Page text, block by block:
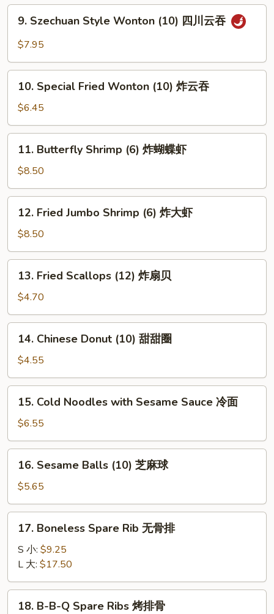
翅
Szechuan
Style
(10)
吞
9. Szechuan Style Wonton (10) 四川云吞
$7.95
Special
Fried
Wonton
(10)
10. Special Fried Wonton (10) 炸云吞
$6.45
Butterfly
Shrimp
(6)
炸
11. Butterfly Shrimp (6) 炸蝴蝶虾
$8.50
Fried
Jumbo
Shrimp
(6)
12. Fried Jumbo Shrimp (6) 炸大虾
$8.50
Fried
Scallops
(12)
炸
13. Fried Scallops (12) 炸扇贝
$4.70
Chinese
Donut
(10)
甜
14. Chinese Donut (10) 甜甜圈
$4.55
Cold
Noodles
with
Sesame
Sauce
15. Cold Noodles with Sesame Sauce 冷面
$6.55
Sesame
Balls
(10)
芝
16. Sesame Balls (10) 芝麻球
$5.65
Boneless
Spare
Rib
无
骨
17. Boneless Spare Rib 无骨排
S 小: $9.25
L 大: $17.50
18. B-B-Q Spare Ribs 烤排骨